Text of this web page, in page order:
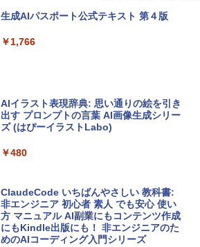
Apple 2026 MacBook Neo A18 Proチッ
e Intelligence、Liquid Retinaディスプ
￥162,598
tomtoc 360°保護 15.6 16インチ パソコ
￥2,952
Apple 2026 MacBook Air M5チップ搭載
Robloxギフトカード - 800 Robux 【限
インゲームコード】 ロブロックス | オン
Robloxギフトカード - 2,000 Robux 【限
定バーチャルアイテムを含む】 【オンラ
ラインコード版
Microsoft Office Home & Business 202
4(最新 永続版)|オンラインコード版|Wind
ows11、10/mac対応|PC2台
生成AIパスポート公式テキスト 第４版
￥1,766
AIイラスト表現辞典: 思い通りの絵を引き
出す プロンプトの言葉 AI画像生成シリー
ズ (はぴーイラストLabo)
￥480
ClaudeCode いちばんやさしい 教科書:
非エンジニア 初心者 素人 でも安心 使い
方 マニュアル AI副業にもコンテンツ作成
にもKindle出版にも！ 非エンジニアのた
めのAIコーディング入門シリーズ